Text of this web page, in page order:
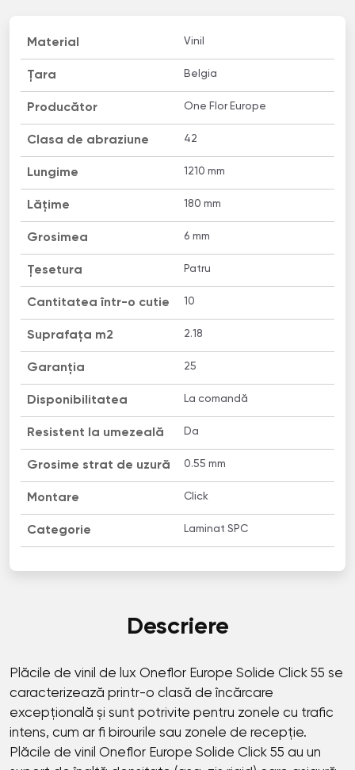
Material Vinil
Țara Belgia
Producător One Flor Europe
Clasa de abraziune 42
Lungime 1210 mm
Lățime 180 mm
Grosimea 6 mm
Țesetura Patru
Cantitatea într-o cutie 10
Suprafața m2 2.18
Garanția 25
Disponibilitatea La comandă
Resistent la umezeală Da
Grosime strat de uzură 0.55 mm
Montare Click
Categorie Laminat SPC
Descriere
Plăcile de vinil de lux Oneflor Europe Solide Click 55 se
caracterizează printr-o clasă de încărcare
excepțională și sunt potrivite pentru zonele cu trafic
intens, cum ar fi birourile sau zonele de recepție.
Plăcile de vinil Oneflor Europe Solide Click 55 au un